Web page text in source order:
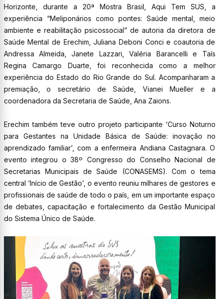
Horizonte, durante a 20ª Mostra Brasil, Aqui Tem SUS, a
experiência “Meliponários como pontes: Saúde mental, meio
ambiente e reabilitação psicossocial” de autoria da diretora de
Saúde Mental de Erechim, Juliana Deboni Conci e coautoria de
Andressa Almeida, Janete Lazzari, Valéria Barancelli e Taís
Regina Camargo Duarte, foi reconhecida como a melhor
experiência do Estado do Rio Grande do Sul. Acompanharam a
premiação, o secretário de Saúde, Vianei Mueller e a
coordenadora da Secretaria de Saúde, Ana Zaions.
Erechim também teve outro projeto participante ‘Curso Noturno
para Gestantes na Unidade Básica de Saúde: inovação no
aprendizado familiar’, com a enfermeira Andiana Castagnara. O
evento integrou o 38º Congresso do Conselho Nacional de
Secretarias Municipais de Saúde (CONASEMS). Com o tema
central ‘Início de Gestão’, o evento reuniu milhares de gestores e
profissionais de saúde de todo o país, em um importante espaço
de debates, capacitação e fortalecimento da Gestão Municipal
do Sistema Único de Saúde.